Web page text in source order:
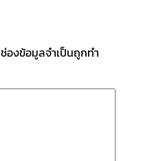
ช่องข้อมูลจำเป็นถูกทำ